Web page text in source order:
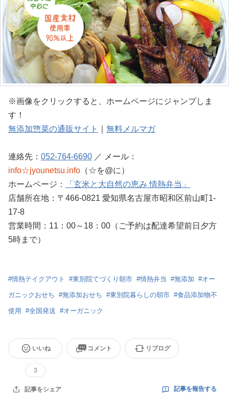
※画像をクリックすると、ホームページにジャンプしま
す！
無添加惣菜の通販サイト
無料メルマガ
連絡先： 052-764-6690 ／ メール：
info☆jyounetsu.info （☆を@に）
ホームページ：
「玄米と大自然の恵み 情熱弁当」
店舗所在地：〒466-0821 愛知県名古屋市昭和区前山町1-
17-8
営業時間：11：00～18：00（ご予約は配達希望前日夕方
5時まで）
#情熱テイクアウト #東別院てづくり朝市 #情熱弁当 #無添加 #オー
ガニックおせち #無添加おせち #東別院暮らしの朝市 #食品添加物不
使用 #全国発送 #オーガニック
いいね
3
コメント リブログ
記事をシェア 記事を報告する